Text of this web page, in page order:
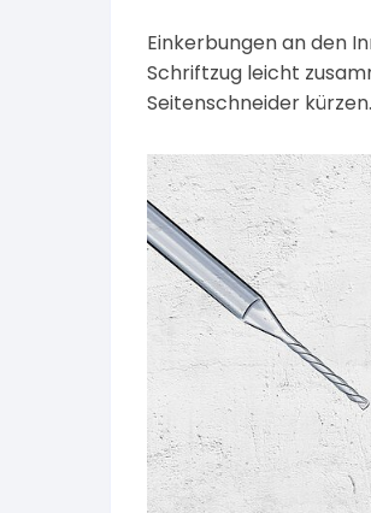
Einkerbungen an den
Schriftzug leicht
Seitenschneider kürzen.